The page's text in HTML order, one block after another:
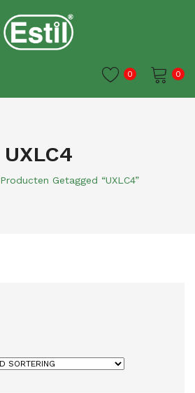
0
0
UXLC4
Producten Getagged “UXLC4”